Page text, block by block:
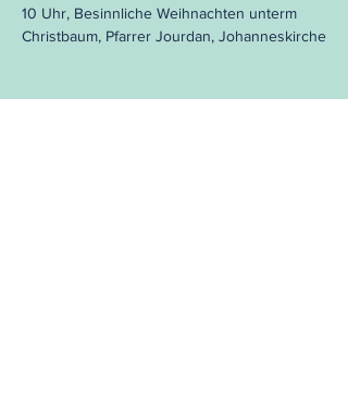
10 Uhr, Besinnliche Weihnachten unterm
Christbaum, Pfarrer Jourdan, Johanneskirche